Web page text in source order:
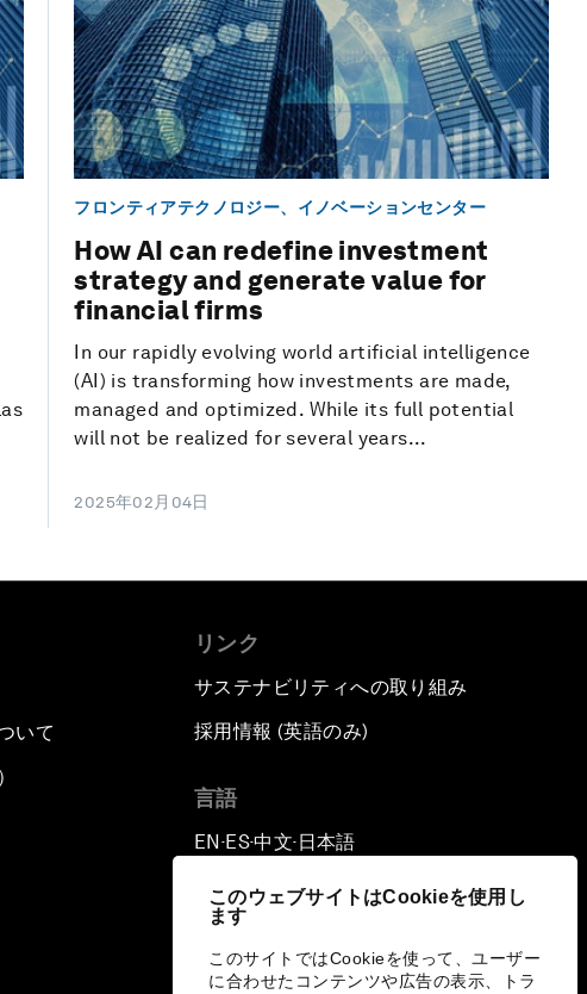
このウェブサイトはCookieを使用し
ます
このサイトではCookieを使って、ユーザー
に合わせたコンテンツや広告の表示、トラ
フロンティアテクノロジー、イノベーションセンター
How AI can redefine investment
strategy and generate value for
financial firms
In our rapidly evolving world artificial intelligence
(AI) is transforming how investments are made,
managed and optimized. While its full potential
will not be realized for several years...
2025年02月04日
いて
リンク
サステナビリティへの取り組み
採用情報 (英語のみ)
言語
EN ▪ ES▪中文▪ 日本語